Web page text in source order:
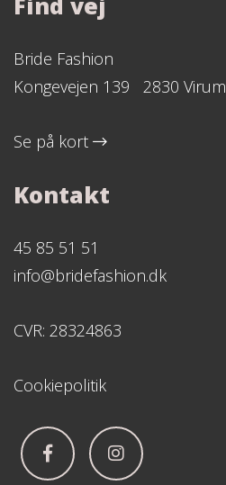
Bride Fashion
Kongevejen 139 2830 Virum
Se på kort
Kontakt
45 85 51 51
info@bridefashion.dk
CVR: 28324863
Cookiepolitik